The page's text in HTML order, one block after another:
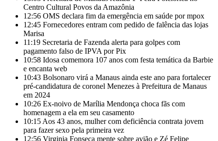
Centro Cultural Povos da Amazônia
12:56 OMS declara fim da emergência em saúde por mpox
12:45 Fornecedores entram com pedido de falência das lojas
Marisa
11:19 Secretaria de Fazenda alerta para golpes com
pagamento falso de IPVA por Pix
10:58 Idosa comemora 107 anos com festa temática da Barbie
e encanta web
10:43 Bolsonaro virá a Manaus ainda este ano para fortalecer
pré-candidatura de coronel Menezes à Prefeitura de Manaus
em 2024
10:26 Ex-noivo de Marília Mendonça choca fãs com
homenagem a ela em seu casamento
10:15 Aos 43 anos, mulher com deficiência contrata jovem
para fazer sexo pela primeira vez
12:56 Virginia Fonseca mente sobre avião e Zé Felipe